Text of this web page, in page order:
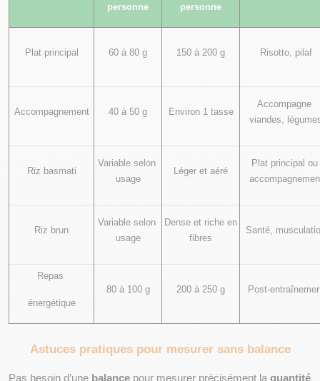
personne
personne
Plat principal 60 à 80 g 150 à 200 g Risotto, pilaf
Accompagnement 40 à 50 g Environ 1 tasse
Accompagne
viandes,
Riz basmati
Variable selon
usage
Léger et aéré
Plat principal ou
Riz brun
Variable selon
usage
Dense et riche en
fibres
Santé,
Repas
énergétique
80 à 100 g 200 à 250 g Post-
Astuces pratiques pour mesurer sans balance
Pas besoin d’une balance pour mesurer précisément la quantité